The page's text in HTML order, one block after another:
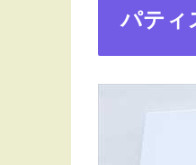
パティ